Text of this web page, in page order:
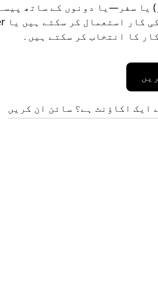
یا سفر—یا دونوں کے ساتھ
کا انتخاب کر سکتے ہیں۔
ایک اکاؤنٹ ہے؟ سائن ان کریں